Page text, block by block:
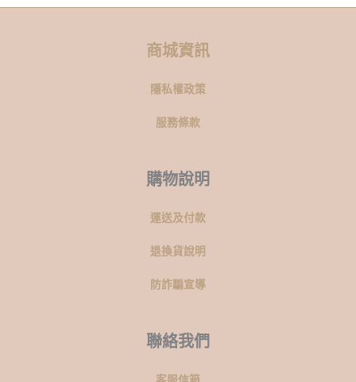
商城資訊
隱私權政策
服務條款
購物說明
運送及付款
退換貨說明
防詐騙宣導
聯絡我們